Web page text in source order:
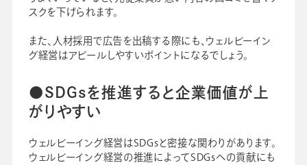
スクを下げられます。
また、人材採用で広告を出稿する際にも、ウェルビーイン
グ経営はアピールしやすいポイントになるでしょう。
●SDGsを推進すると企業価値が上
がりやすい
ウェルビーイング経営はSDGsと密接な関わりがあります。
ウェルビーイング経営の推進によってSDGsへの貢献にも